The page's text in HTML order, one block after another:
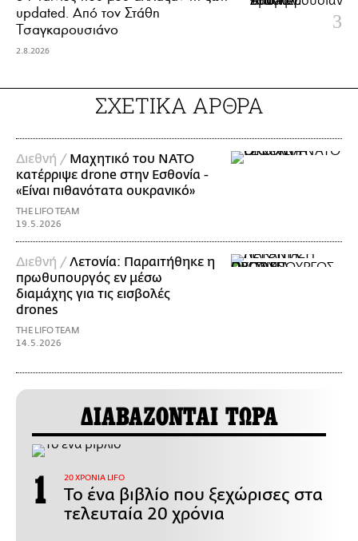
updated. Aπό τον Στάθη
Τσαγκαρουσιάνο
2.8.2026
ΣΧΕΤΙΚΑ ΑΡΘΡΑ
Διεθνή / Μαχητικό του ΝΑΤΟ
κατέρριψε drone στην Εσθονία -
«Είναι πιθανότατα oυκρανικό»
THE LIFO TEAM
19.5.2026
Διεθνή /Λετονία: Παραιτήθηκε η
πρωθυπουργός εν μέσω
διαμάχης για τις εισβολές
drones
THE LIFO TEAM
14.5.2026
ΔΙΑΒΑΖΟΝΤΑΙ ΤΩΡΑ
20 ΧΡΟΝΙΑ LIFO
Το ένα βιβλίο που ξεχώρισες στα
τελευταία 20 χρόνια